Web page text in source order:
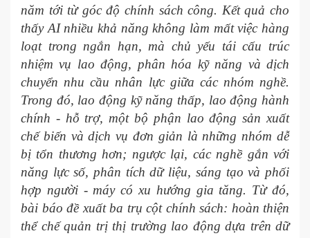
năm tới từ góc độ chính sách công. Kết quả cho
thấy AI nhiều khả năng không làm mất việc hàng
loạt trong ngắn hạn, mà chủ yếu tái cấu trúc
nhiệm vụ lao động, phân hóa kỹ năng và dịch
chuyển nhu cầu nhân lực giữa các nhóm nghề.
Trong đó, lao động kỹ năng thấp, lao động hành
chính - hỗ trợ, một bộ phận lao động sản xuất
chế biến và dịch vụ đơn giản là những nhóm dễ
bị tổn thương hơn; ngược lại, các nghề gắn với
năng lực số, phân tích dữ liệu, sáng tạo và phối
hợp người - máy có xu hướng gia tăng. Từ đó,
bài báo đề xuất ba trụ cột chính sách: hoàn thiện
thể chế quản trị thị trường lao động dựa trên dữ